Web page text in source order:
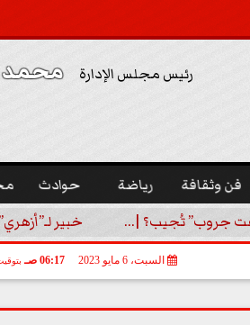
رئيس مجلس الإدارة محمد
فن وثقافة رياضة حوادث
جروب” تُجيب؟ |... خبير
السبت، 6 مايو 2023 06:17 صـ